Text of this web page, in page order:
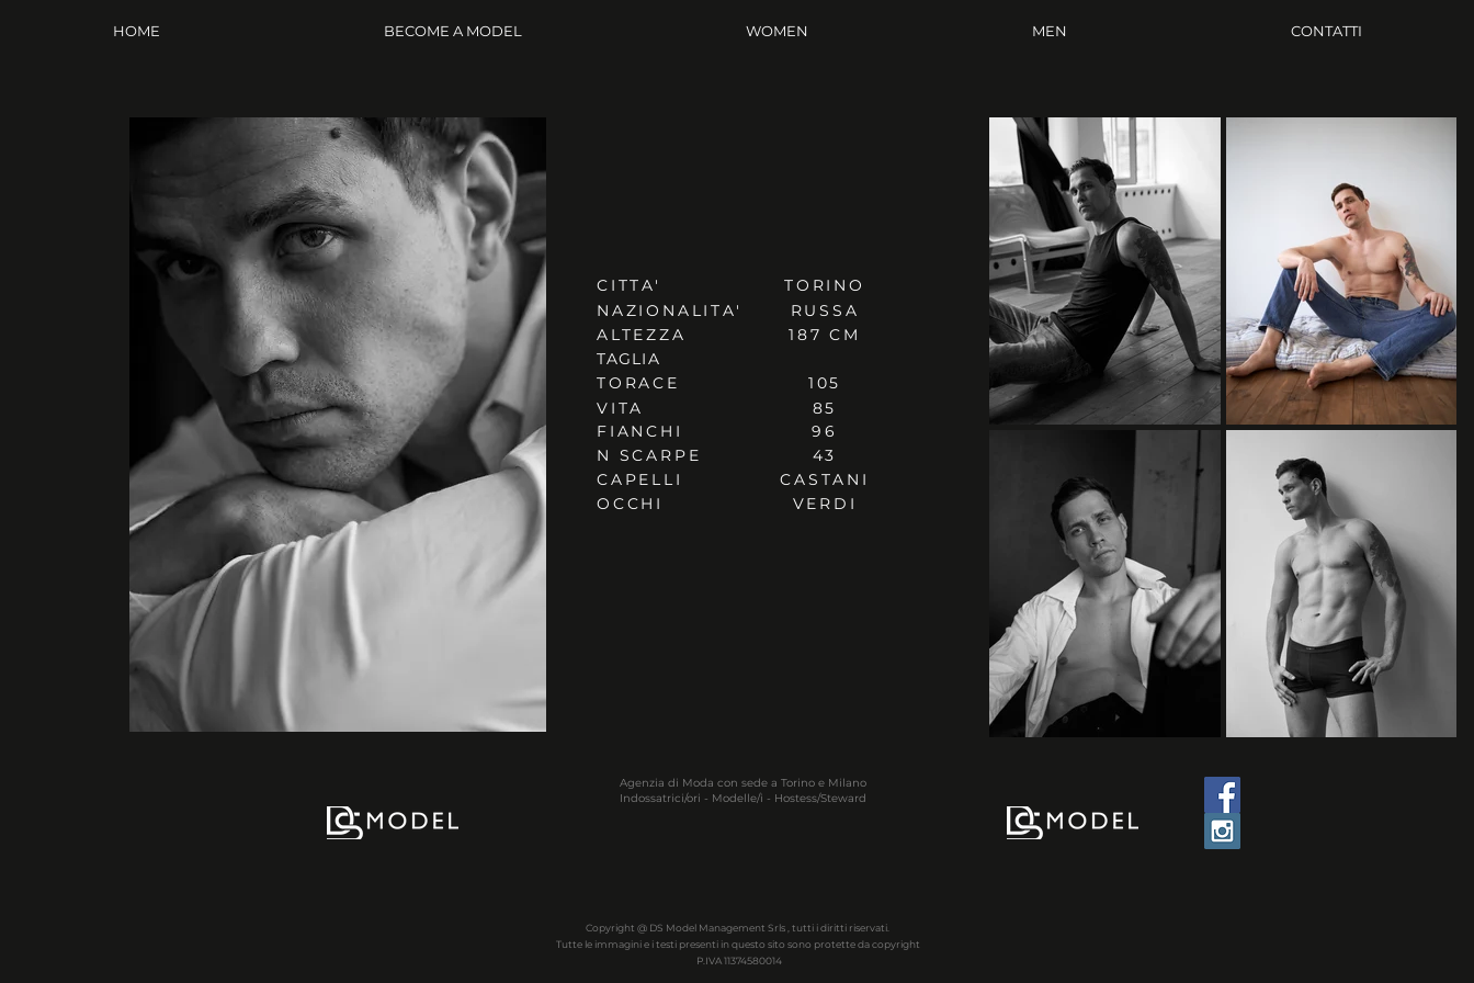
HOME BECOME A MODEL WOMEN MEN CONTATTI
RUSSA
187 CM
105
85
96
43
CASTANI
VERDI
TORINO
NAZIONALITA'
ALTEZZA
TAGLIA
TORACE
VITA
FIANCHI
N SCARPE
CAPELLI
OCCHI
CITTA'
Agenzia di Moda con sede a Torino e Milano
Indossatrici/ori - Modelle/i - Hostess/Steward
Copyright @ DS Model Management Srls , tutti i diritti riservati.
Tutte le immagini e i testi presenti in questo sito sono protette da copyright
P.IVA 11374580014